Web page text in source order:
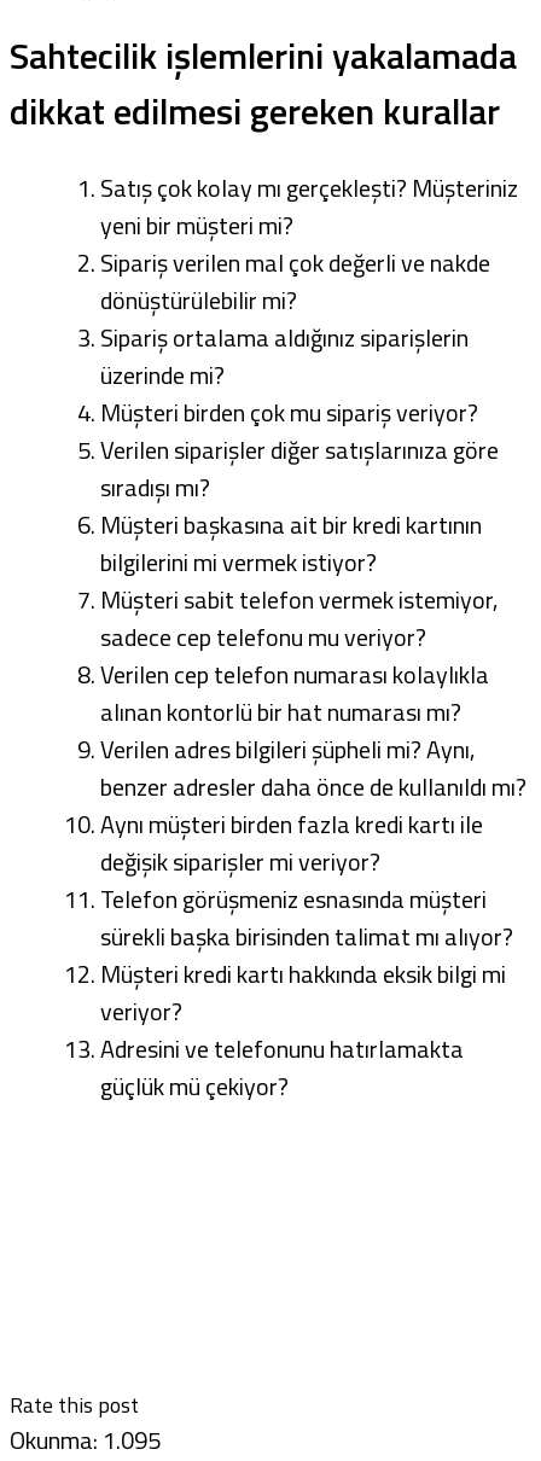
Sahtecilik işlemlerini yakalamada
dikkat edilmesi gereken kurallar
Satış çok kolay mı gerçekleşti? Müşteriniz
yeni bir müşteri mi?
Sipariş verilen mal çok değerli ve nakde
dönüştürülebilir mi?
Sipariş ortalama aldığınız siparişlerin
üzerinde mi?
Müşteri birden çok mu sipariş veriyor?
Verilen siparişler diğer satışlarınıza göre
sıradışı mı?
Müşteri başkasına ait bir kredi kartının
bilgilerini mi vermek istiyor?
Müşteri sabit telefon vermek istemiyor,
sadece cep telefonu mu veriyor?
Verilen cep telefon numarası kolaylıkla
alınan kontorlü bir hat numarası mı?
Verilen adres bilgileri şüpheli mi? Aynı,
benzer adresler daha önce de kullanıldı mı?
Aynı müşteri birden fazla kredi kartı ile
değişik siparişler mi veriyor?
Telefon görüşmeniz esnasında müşteri
sürekli başka birisinden talimat mı alıyor?
Müşteri kredi kartı hakkında eksik bilgi mi
veriyor?
Adresini ve telefonunu hatırlamakta
güçlük mü çekiyor?
Rate this post
Okunma: 1.095